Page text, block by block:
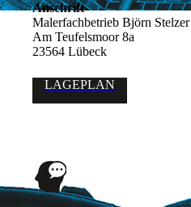
Anschrift
Malerfachbetrieb Björn Stelzer
Am Teufelsmoor 8a
23564 Lübeck
LAGEPLAN